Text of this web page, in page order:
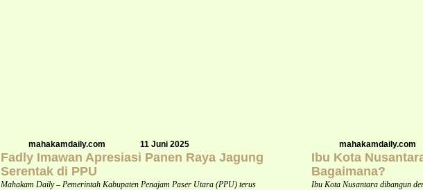
mahakamdaily.com 11 Juni 2025
Fadly Imawan Apresiasi Panen Raya Jagung
Serentak di PPU
Mahakam Daily – Pemerintah Kabupaten Penajam Paser Utara (PPU) terus
mahakamdaily.com
Ibu Kota
Bagaimana?
Ibu Kota Nusantara dibangun